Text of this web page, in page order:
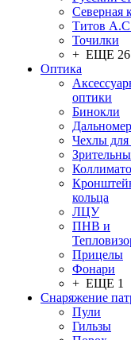
Северная
Титов
Точилки
+ ЕЩЕ 26
Оптика
оптики
Бинокли
Чехлы
кольца
ЛЦУ
ПНВ и
Прицелы
Фонари
+ ЕЩЕ 1
Снаряжение
Пули
Гильзы